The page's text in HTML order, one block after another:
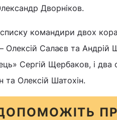
Дворніков.
командири двох
Олексій Салаєв та
Сергій Щербаков, і два
та Олексій Шатохін.